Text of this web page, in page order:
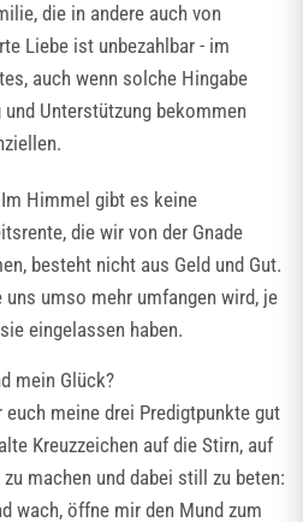
die in andere auch von
Liebe ist unbezahlbar - im
auch wenn solche Hingabe
Unterstützung bekommen
Himmel gibt es keine
die wir von der Gnade
besteht nicht aus Geld und Gut.
umso mehr umfangen wird, je
eingelassen haben.
mein Glück?
meine drei Predigtpunkte gut
Kreuzzeichen auf die Stirn, auf
machen und dabei still zu beten:
wach, öffne mir den Mund zum